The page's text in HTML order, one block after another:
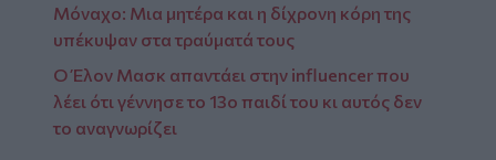
Μόναχο: Μια μητέρα και η δίχρονη κόρη της
υπέκυψαν στα τραύματά τους
Ο Έλον Μασκ απαντάει στην influencer που
λέει ότι γέννησε το 13ο παιδί του κι αυτός δεν
το αναγνωρίζει